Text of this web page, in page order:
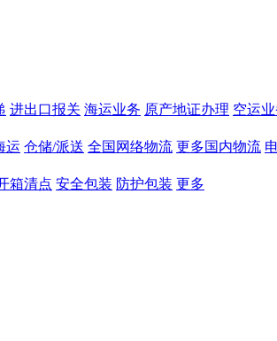
进出口报关 海运业务 原产地证办理 空运
运 仓储/派送 全国网络物流 更多国内物流
箱清点 安全包装 防护包装 更多